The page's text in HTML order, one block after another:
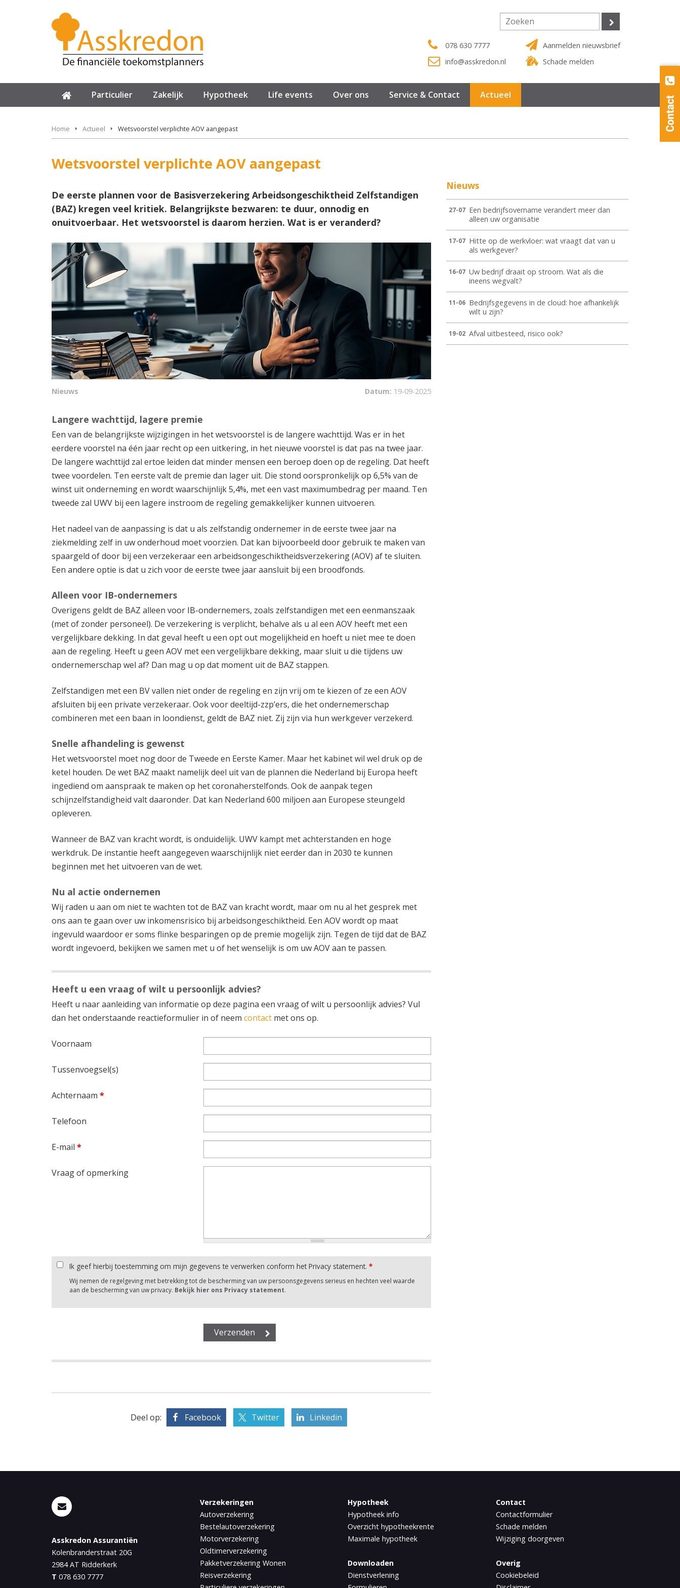
078 630 7777
info@asskredon.nl
Aanmelden nieuwsbrief
Schade melden
Particulier Zakelijk Hypotheek Life events Over ons Service & Contact Actueel
Home Actueel Wetsvoorstel verplichte AOV aangepast
Wetsvoorstel verplichte AOV aangepast
De eerste plannen voor de Basisverzekering Arbeidsongeschiktheid Zelfstandigen
(BAZ) kregen veel kritiek. Belangrijkste bezwaren: te duur, onnodig en
onuitvoerbaar. Het wetsvoorstel is daarom herzien. Wat is er veranderd?
Nieuws Datum: 19-09-2025
Langere wachttijd, lagere premie
Een van de belangrijkste wijzigingen in het wetsvoorstel is de langere wachttijd. Was er in het
eerdere voorstel na één jaar recht op een uitkering, in het nieuwe voorstel is dat pas na twee jaar.
De langere wachttijd zal ertoe leiden dat minder mensen een beroep doen op de regeling. Dat heeft
twee voordelen. Ten eerste valt de premie dan lager uit. Die stond oorspronkelijk op 6,5% van de
winst uit onderneming en wordt waarschijnlijk 5,4%, met een vast maximumbedrag per maand. Ten
tweede zal UWV bij een lagere instroom de regeling gemakkelijker kunnen uitvoeren.
Het nadeel van de aanpassing is dat u als zelfstandig ondernemer in de eerste twee jaar na
ziekmelding zelf in uw onderhoud moet voorzien. Dat kan bijvoorbeeld door gebruik te maken van
spaargeld of door bij een verzekeraar een arbeidsongeschiktheidsverzekering (AOV) af te sluiten.
Een andere optie is dat u zich voor de eerste twee jaar aansluit bij een broodfonds.
Alleen voor IB-ondernemers
Overigens geldt de BAZ alleen voor IB-ondernemers, zoals zelfstandigen met een eenmanszaak
(met of zonder personeel). De verzekering is verplicht, behalve als u al een AOV heeft met een
vergelijkbare dekking. In dat geval heeft u een opt out mogelijkheid en hoeft u niet mee te doen
aan de regeling. Heeft u geen AOV met een vergelijkbare dekking, maar sluit u die tijdens uw
ondernemerschap wel af? Dan mag u op dat moment uit de BAZ stappen.
Zelfstandigen met een BV vallen niet onder de regeling en zijn vrij om te kiezen of ze een AOV
afsluiten bij een private verzekeraar. Ook voor deeltijd-zzp’ers, die het ondernemerschap
combineren met een baan in loondienst, geldt de BAZ niet. Zij zijn via hun werkgever verzekerd.
Snelle afhandeling is gewenst
Het wetsvoorstel moet nog door de Tweede en Eerste Kamer. Maar het kabinet wil wel druk op de
ketel houden. De wet BAZ maakt namelijk deel uit van de plannen die Nederland bij Europa heeft
ingediend om aanspraak te maken op het coronaherstelfonds. Ook de aanpak tegen
schijnzelfstandigheid valt daaronder. Dat kan Nederland 600 miljoen aan Europese steungeld
opleveren.
Wanneer de BAZ van kracht wordt, is onduidelijk. UWV kampt met achterstanden en hoge
werkdruk. De instantie heeft aangegeven waarschijnlijk niet eerder dan in 2030 te kunnen
beginnen met het uitvoeren van de wet.
Nu al actie ondernemen
Wij raden u aan om niet te wachten tot de BAZ van kracht wordt, maar om nu al het gesprek met
ons aan te gaan over uw inkomensrisico bij arbeidsongeschiktheid. Een AOV wordt op maat
ingevuld waardoor er soms flinke besparingen op de premie mogelijk zijn. Tegen de tijd dat de BAZ
wordt ingevoerd, bekijken we samen met u of het wenselijk is om uw AOV aan te passen.
Heeft u een vraag of wilt u persoonlijk advies?
Heeft u naar aanleiding van informatie op deze pagina een vraag of wilt u persoonlijk advies? Vul
dan het onderstaande reactieformulier in of neem contact met ons op.
Voornaam
Tussenvoegsel(s)
Achternaam *
Telefoon
E-mail *
Vraag of opmerking
Ik geef hierbij toestemming om mijn gegevens te verwerken conform het Privacy statement. *
Wij nemen de regelgeving met betrekking tot de bescherming van uw persoonsgegevens serieus en hechten veel waarde
aan de bescherming van uw privacy. Bekijk hier ons Privacy statement.
Deel op: Facebook Twitter Linkedin
Nieuws
27-07 Een bedrijfsovername verandert meer dan
alleen uw organisatie
17-07 Hitte op de werkvloer: wat vraagt dat van u
als werkgever?
16-07 Uw bedrijf draait op stroom. Wat als die
ineens wegvalt?
11-06 Bedrijfsgegevens in de cloud: hoe afhankelijk
wilt u zijn?
19-02 Afval uitbesteed, risico ook?
Asskredon Assurantiën
Kolenbranderstraat 20G
2984 AT Ridderkerk
T 078 630 7777
Verzekeringen
Autoverzekering
Bestelautoverzekering
Motorverzekering
Oldtimerverzekering
Pakketverzekering Wonen
Reisverzekering
Hypotheek
Hypotheek info
Overzicht hypotheekrente
Maximale hypotheek
Downloaden
Dienstverlening
Contact
Contactformulier
Schade melden
Wijziging doorgeven
Overig
Cookiebeleid